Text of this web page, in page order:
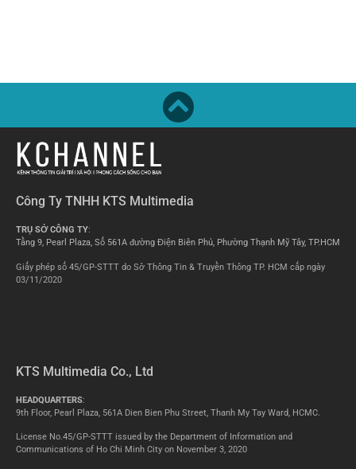
Công Ty TNHH KTS Multimedia
TRỤ SỞ CÔNG TY:
Tầng 9, Pearl Plaza, Số 561A đường Điện Biên Phủ, Phường Thạnh Mỹ Tây, TP.HCM
Giấy phép số 45/GP-STTT do Sở Thông Tin & Truyền Thông TP. HCM cấp ngày
03/11/2020
KTS Multimedia Co., Ltd
HEADQUARTERS:
9th Floor, Pearl Plaza, 561A Dien Bien Phu Street, Thanh My Tay Ward, HCMC.
License No.45/GP-STTT issued by the Department of Information and
Communications of Ho Chi Minh City on November 3, 2020